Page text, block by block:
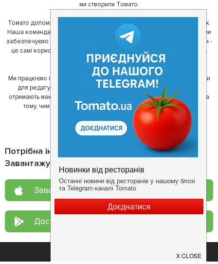
ми створили Томато.
Томато допомагає своїм користувачам знайти цікаві місця неподалік.
Наша команда регулярно зв'язується з ресторанами - таким чином ми
забезпечуємо актуальність інформації. Друга частина нашої команди -
це самі користувачі, які діляться своїми враженнями і допомагають
один одному у виборі кращих місць.
Ми працюємо і з ресторанами. Для них ми надаємо зручні інструменти
для редагування інформації про себе - в результаті відвідувачі
отримають максимум інформації, а ресторан зможе зосередитися на
тому, чим він любить займатися більше всього - смачній їжі.
Потрібна інформація про заклад?
Завантажуйте додаток!
Завантажте у App Store
Доступно у